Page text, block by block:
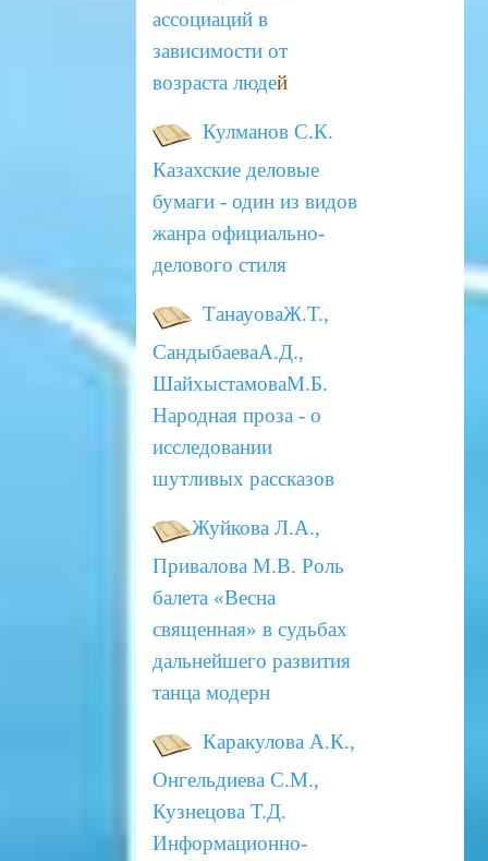
ассоциаций в
зависимости от
возраста людей
Кулманов С.К.
Казахские деловые
бумаги - один из видов
жанра официально-
делового стиля
ТанауоваЖ.Т.,
СандыбаеваА.Д.,
ШайхыстамоваМ.Б.
Народная проза - о
исследовании
шутливых рассказов
Жуйкова Л.А.,
Привалова М.В. Роль
балета «Весна
священная» в судьбах
дальнейшего развития
танца модерн
Каракулова А.К.,
Онгельдиева С.М.,
Кузнецова Т.Д.
Информационно-